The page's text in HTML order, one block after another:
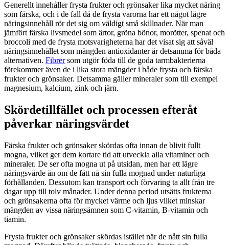
Generellt innehåller frysta frukter och grönsaker lika mycket näring
som färska, och i de fall då de frysta varorna har ett något lägre
näringsinnehåll rör det sig om väldigt små skillnader. När man
jämfört färska livsmedel som ärtor, gröna bönor, morötter, spenat och
broccoli med de frysta motsvarigheterna har det visat sig att såväl
näringsinnehållet som mängden antioxidanter är detsamma för båda
alternativen. Fibrersom utgör föda till de goda tarmbakterierna
förekommer även de i lika stora mängder i både frysta och färska
frukter och grönsaker. Detsamma gäller mineraler som till exempel
magnesium, kalcium, zink och järn.
Skördetillfället och processen efteråt
påverkar näringsvärdet
Färska frukter och grönsaker skördas ofta innan de blivit fullt
mogna, vilket ger dem kortare tid att utveckla alla vitaminer och
mineraler. De ser ofta mogna ut på utsidan, men har ett lägre
näringsvärde än om de fått nå sin fulla mognad under naturliga
förhållanden. Dessutom kan transport och förvaring ta allt från tre
dagar upp till tolv månader. Under denna period utsätts frukterna
och grönsakerna ofta för mycket värme och ljus vilket minskar
mängden av vissa näringsämnen som C-vitamin, B-vitamin och
tiamin.
Frysta frukter och grönsaker skördas istället när de nått sin fulla